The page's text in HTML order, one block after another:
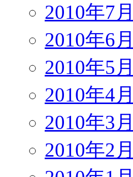
2010年7
2010年6
2010年5
2010年4
2010年3
2010年2